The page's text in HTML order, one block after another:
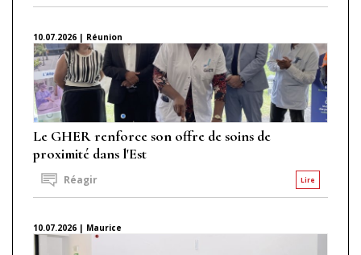
10.07.2026 | Réunion
Le GHER renforce son offre de soins de
proximité dans l'Est
Lire
Réagir
10.07.2026 | Maurice